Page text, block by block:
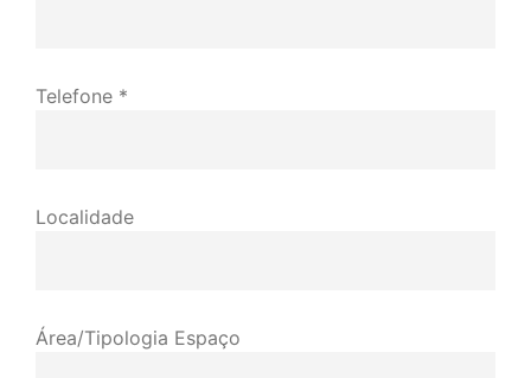
Telefone *
Localidade
Área/Tipologia Espaço